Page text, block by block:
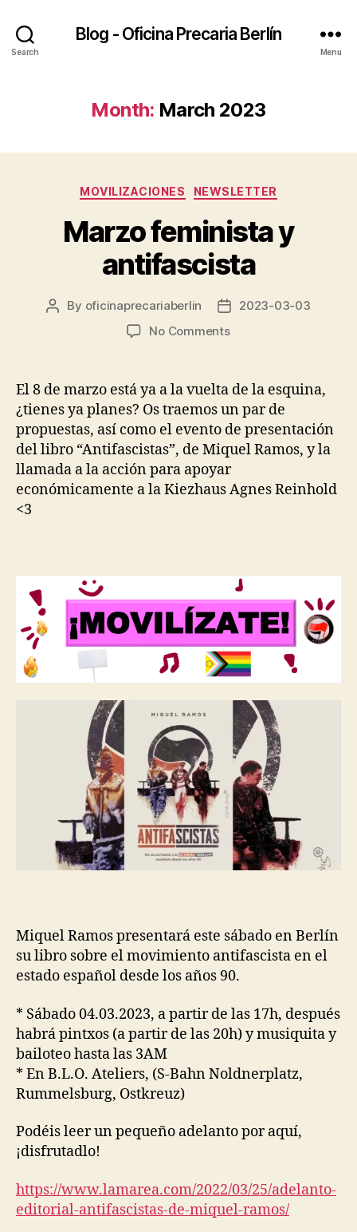
Search
Blog - Oficina Precaria Berlín
Menu
Month: March 2023
Categories
MOVILIZACIONES NEWSLETTER
Marzo feminista y
antifascista
Post
By oficinaprecariaberlin
Post2023-03-03
No Commentson
y
antifascista
El 8 de marzo está ya a la vuelta de la esquina,
¿tienes ya planes? Os traemos un par de
propuestas, así como el evento de presentación
del libro “Antifascistas”, de Miquel Ramos, y la
llamada a la acción para apoyar
económicamente a la Kiezhaus Agnes Reinhold
<3
Miquel Ramos presentará este sábado en Berlín
su libro sobre el movimiento antifascista en el
estado español desde los años 90.
* Sábado 04.03.2023, a partir de las 17h, después
habrá pintxos (a partir de las 20h) y musiquita y
bailoteo hasta las 3AM
* En B.L.O. Ateliers, (S-Bahn Noldnerplatz,
Rummelsburg, Ostkreuz)
Podéis leer un pequeño adelanto por aquí,
¡disfrutadlo!
https://www.lamarea.com/2022/03/25/adelanto-
editorial-antifascistas-de-miquel-ramos/